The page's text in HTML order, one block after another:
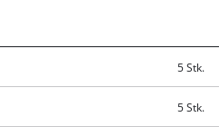
5 Stk.
5 Stk.